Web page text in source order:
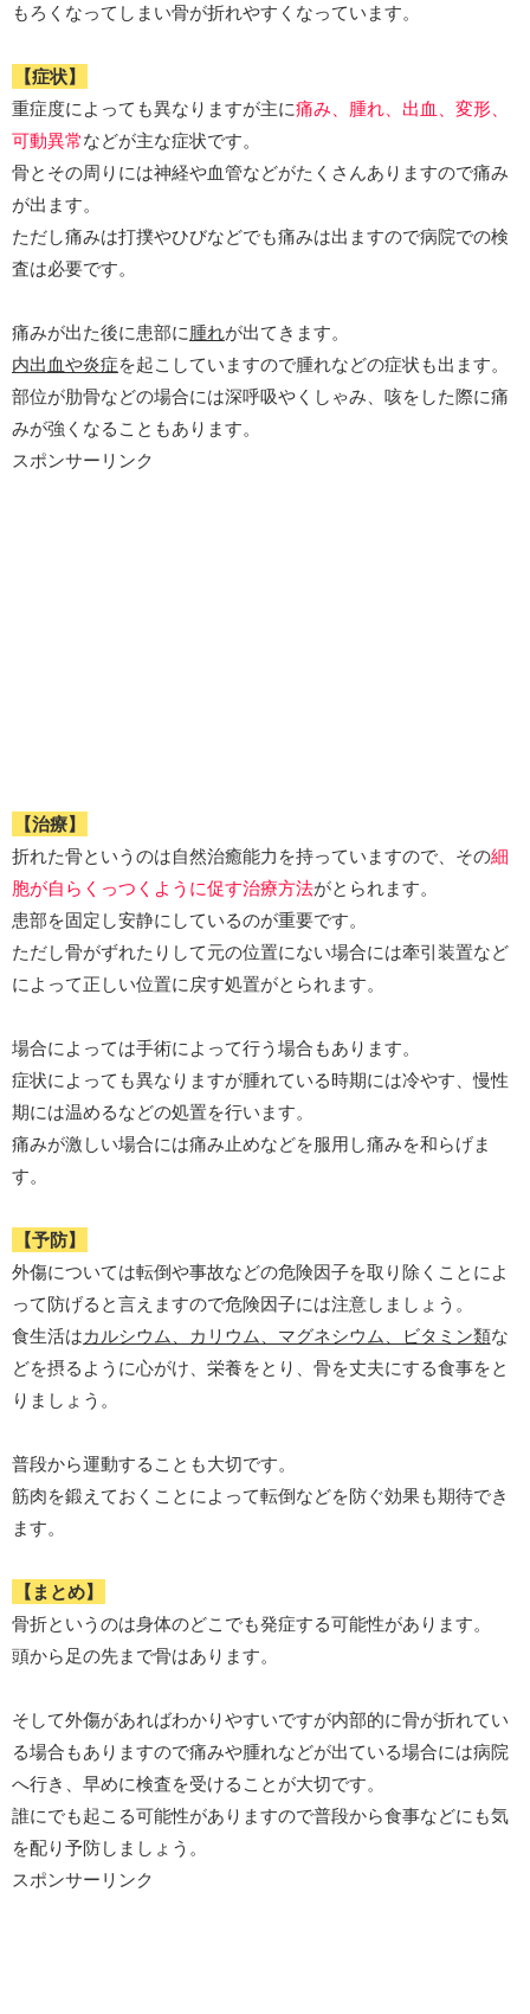
もろくなってしまい骨が折れやすくなっています。
【症状】
重症度によっても異なりますが主に痛み、腫れ、出血、変形、
可動異常などが主な症状です。
骨とその周りには神経や血管などがたくさんありますので痛み
が出ます。
ただし痛みは打撲やひびなどでも痛みは出ますので病院での検
査は必要です。
痛みが出た後に患部に腫れが出てきます。
内出血や炎症を起こしていますので腫れなどの症状も出ます。
部位が肋骨などの場合には深呼吸やくしゃみ、咳をした際に痛
みが強くなることもあります。
スポンサーリンク
【治療】
折れた骨というのは自然治癒能力を持っていますので、その細
胞が自らくっつくように促す治療方法がとられます。
患部を固定し安静にしているのが重要です。
ただし骨がずれたりして元の位置にない場合には牽引装置など
によって正しい位置に戻す処置がとられます。
場合によっては手術によって行う場合もあります。
症状によっても異なりますが腫れている時期には冷やす、慢性
期には温めるなどの処置を行います。
痛みが激しい場合には痛み止めなどを服用し痛みを和らげま
す。
【予防】
外傷については転倒や事故などの危険因子を取り除くことによ
って防げると言えますので危険因子には注意しましょう。
食生活はカルシウム、カリウム、マグネシウム、ビタミン類な
どを摂るように心がけ、栄養をとり、骨を丈夫にする食事をと
りましょう。
普段から運動することも大切です。
筋肉を鍛えておくことによって転倒などを防ぐ効果も期待でき
ます。
【まとめ】
骨折というのは身体のどこでも発症する可能性があります。
頭から足の先まで骨はあります。
そして外傷があればわかりやすいですが内部的に骨が折れてい
る場合もありますので痛みや腫れなどが出ている場合には病院
へ行き、早めに検査を受けることが大切です。
誰にでも起こる可能性がありますので普段から食事などにも気
を配り予防しましょう。
スポンサーリンク